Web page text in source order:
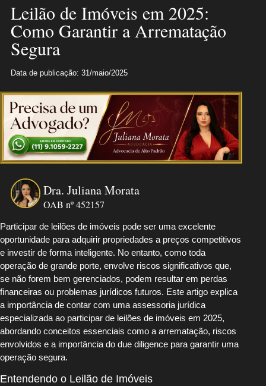
Leilão de Imóveis em 2025:
Como Garantir a Arrematação
Segura
Data de publicação: 31/maio/2025
Dra. Juliana Morata
OAB nº 452157
Participar de leilões de imóveis pode ser uma excelente
oportunidade para adquirir propriedades a preços competitivos
e investir de forma inteligente. No entanto, como toda
operação de grande porte, envolve riscos significativos que,
se não forem bem gerenciados, podem resultar em perdas
financeiras ou problemas jurídicos futuros. Este artigo explica
a importância de contar com uma assessoria jurídica
especializada ao participar de leilões de imóveis em 2025,
abordando conceitos essenciais como a arrematação, riscos
envolvidos e a importância do due diligence para garantir uma
operação segura.
Entendendo o Leilão de Imóveis